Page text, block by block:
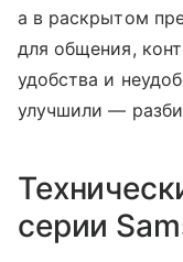
а в раскрытом
для общения,
удобства и
улучшили —
серии